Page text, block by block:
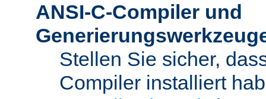
ANSI-C-Compiler und
Stellen Sie sicher,
Compiler installiert